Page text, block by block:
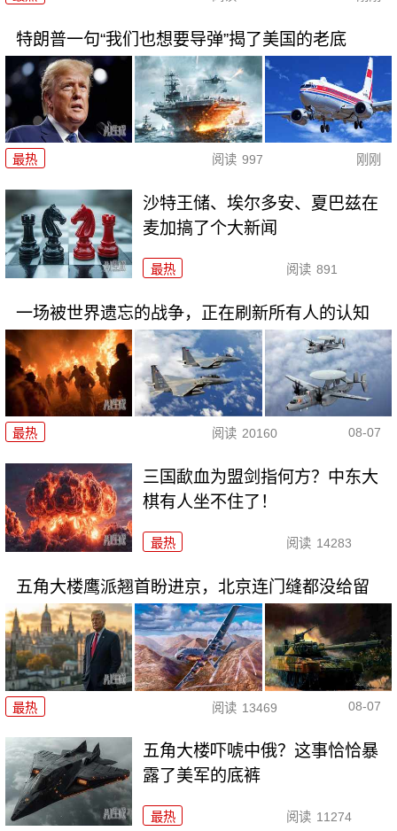
特朗普一句“我们也想要导弹”揭了美国的老底
最热 阅读 997 刚刚
沙特王储、埃尔多安、夏巴兹在
麦加搞了个大新闻
最热 阅读 891
一场被世界遗忘的战争，正在刷新所有人的认知
最热 阅读 20160 08-07
三国歃血为盟剑指何方？中东大
棋有人坐不住了！
最热 阅读 14283
五角大楼鹰派翘首盼进京，北京连门缝都没给留
最热 阅读 13469 08-07
五角大楼吓唬中俄？这事恰恰暴
露了美军的底裤
最热 阅读 11274